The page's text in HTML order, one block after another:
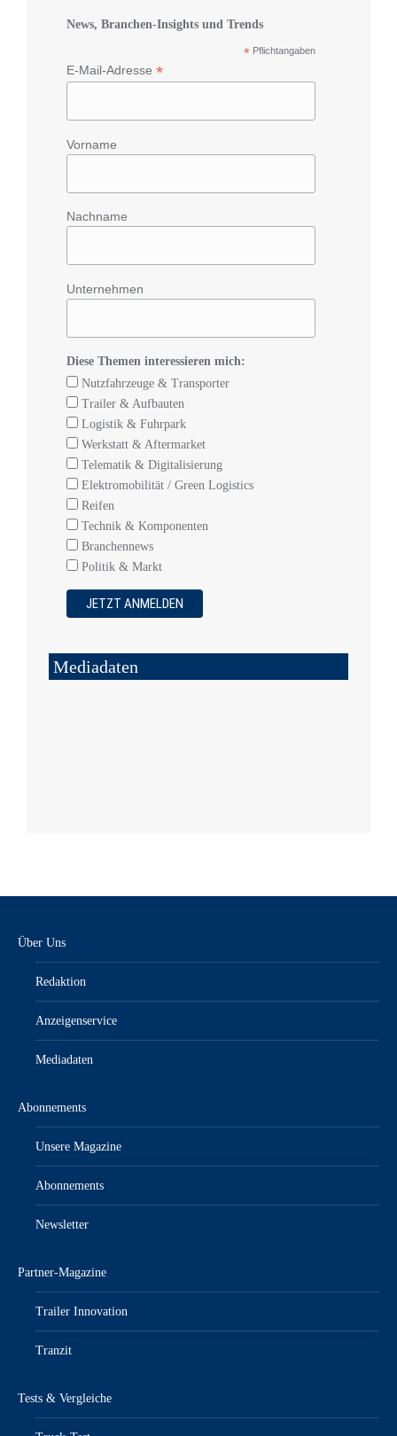
News, Branchen-Insights und Trends
* Pflichtangaben
E-Mail-Adresse *
Vorname
Nachname
Unternehmen
Diese Themen interessieren mich:
Nutzfahrzeuge & Transporter
Trailer & Aufbauten
Logistik & Fuhrpark
Werkstatt & Aftermarket
Telematik & Digitalisierung
Elektromobilität / Green Logistics
Reifen
Technik & Komponenten
Branchennews
Politik & Markt
Mediadaten
Über Uns
Redaktion
Anzeigenservice
Mediadaten
Abonnements
Unsere Magazine
Abonnements
Newsletter
Partner-Magazine
Trailer Innovation
Tranzit
Tests & Vergleiche